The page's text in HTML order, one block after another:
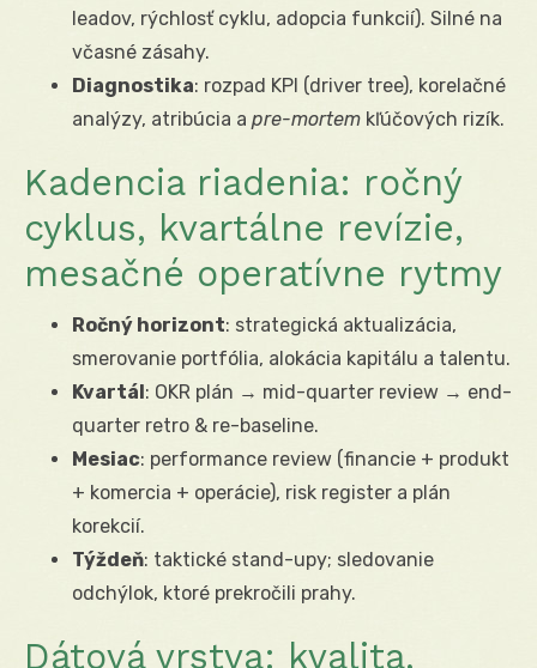
leadov, rýchlosť cyklu, adopcia funkcií). Silné na
včasné zásahy.
Diagnostika: rozpad KPI (driver tree), korelačné
analýzy, atribúcia a pre-mortem kľúčových rizík.
Kadencia riadenia: ročný
cyklus, kvartálne revízie,
mesačné operatívne rytmy
Ročný horizont: strategická aktualizácia,
smerovanie portfólia, alokácia kapitálu a talentu.
Kvartál: OKR plán → mid-quarter review → end-
quarter retro & re-baseline.
Mesiac: performance review (financie + produkt
+ komercia + operácie), risk register a plán
korekcií.
Týždeň: taktické stand-upy; sledovanie
odchýlok, ktoré prekročili prahy.
Dátová vrstva: kvalita,